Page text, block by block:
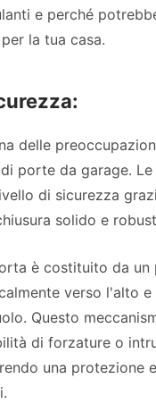
e perché
la tua casa.
delle
porte da garage.
di sicurezza
solido e
è costituito da un
verso l'alto e
Questo
di forzature o
una protezione